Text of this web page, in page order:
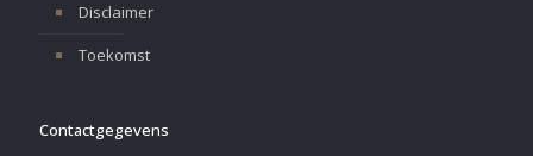
Disclaimer
Toekomst
Contactgegevens